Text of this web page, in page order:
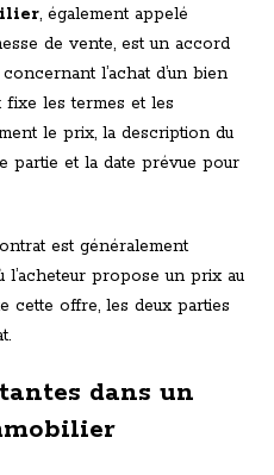
, également appelé
de vente, est un accord
l’achat d’un bien
fixe les termes et les
le prix, la description du
partie et la date prévue pour
est généralement
l’acheteur propose un prix au
cette offre, les deux parties
dans un